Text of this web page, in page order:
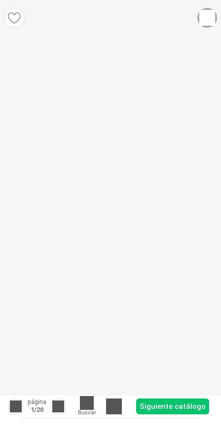
página
1/20 Buscar
Siguiente catálogo